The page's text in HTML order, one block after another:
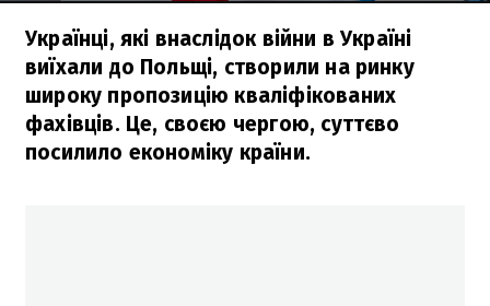
Українці, які внаслідок війни в Україні
виїхали до Польщі, створили на ринку
широку пропозицію кваліфікованих
фахівців. Це, своєю чергою, суттєво
посилило економіку країни.